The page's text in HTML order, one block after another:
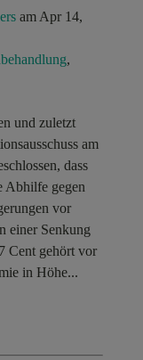
am Apr 14,
,
und zuletzt
am
dass
Abhilfe gegen
vor
einer Senkung
Cent gehört vor
in Höhe...